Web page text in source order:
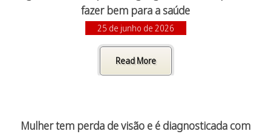
fazer bem para a saúde
25 de junho de 2026
Read More
Mulher tem perda de visão e é diagnosticada com